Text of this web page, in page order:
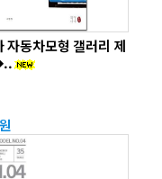
자동차모형 갤러리 제